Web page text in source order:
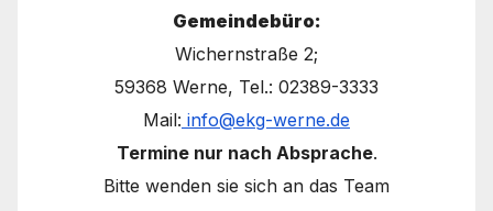
Gemeindebüro:
Wichernstraße 2;
59368 Werne, Tel.: 02389-3333
Mail: info@ekg-werne.de
Termine nur nach Absprache.
Bitte wenden sie sich an das Team